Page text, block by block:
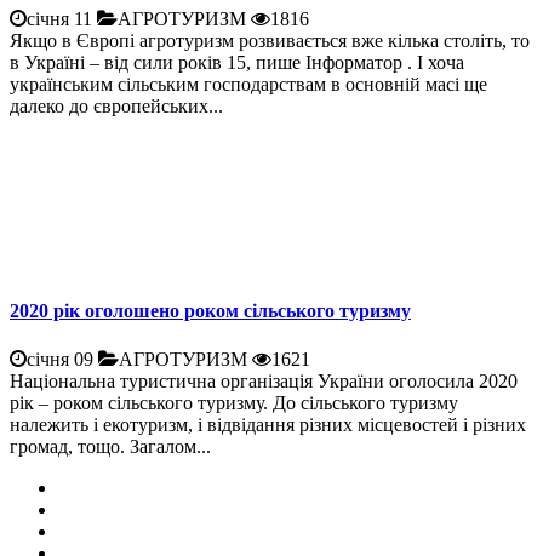
січня 11 АГРОТУРИЗМ
1816
Якщо в Європі агротуризм розвивається вже кілька століть, то
в Україні – від сили років 15, пише Інформатор . І хоча
українським сільським господарствам в основній масі ще
далеко до європейських...
2020 рік оголошено роком сільського туризму
січня 09 АГРОТУРИЗМ
1621
Національна туристична організація України оголосила 2020
рік – роком сільського туризму. До сільського туризму
належить і екотуризм, і відвідання різних місцевостей і різних
громад, тощо. Загалом...